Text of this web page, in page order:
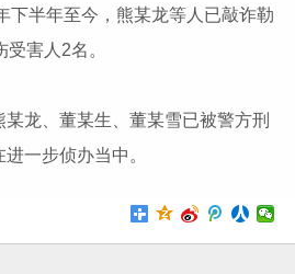
下半年至今，熊某龙等人已敲诈勒
害人2名。
、董某生、董某雪已被警方刑
一步侦办当中。